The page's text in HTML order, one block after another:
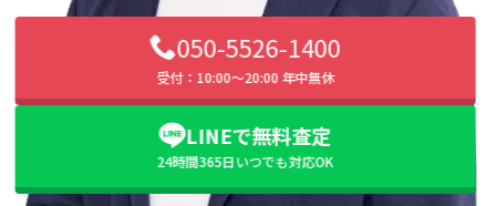
050-5526-1400
受付：10:00〜20:00 年中無休
LINEで無料査定
24時間365日いつでも対応OK